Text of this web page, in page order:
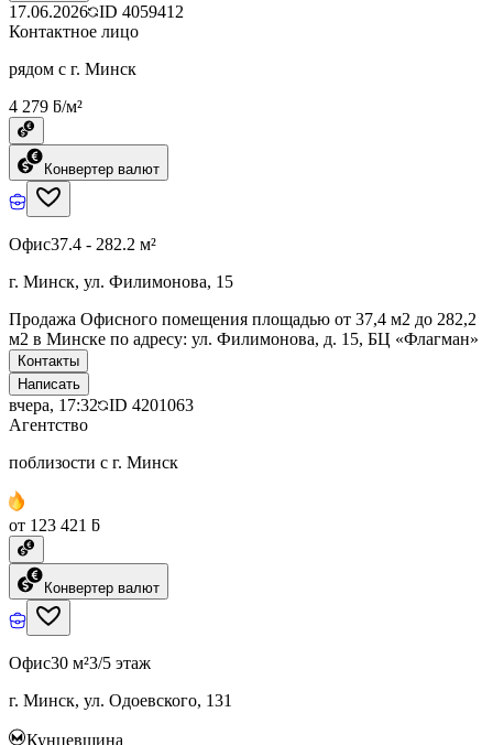
17.06.2026 ID 4059412
Контактное лицо
рядом с г. Минск
4 279 ƃ/м²
Конвертер валют
Офис37.4 - 282.2 м²
г. Минск, ул. Филимонова, 15
Продажа Офисного помещения площадью от 37,4 м2 до 282,2
м2 в Минске по адресу: ул. Филимонова, д. 15, БЦ «Флагман»
Контакты
Написать
вчера, 17:32 ID 4201063
Агентство
поблизости с г. Минск
от 123 421 ƃ
Конвертер валют
Офис30 м²3/5 этаж
г. Минск, ул. Одоевского, 131
Кунцевщина